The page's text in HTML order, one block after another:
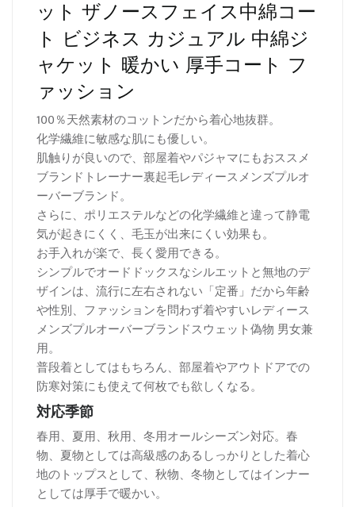
ット ザノースフェイス中綿コー
ト
ビジネス カジュアル 中綿ジ
ャケット 暖かい 厚手コート フ
ァッション
100％天然素材のコットンだから着心地抜群。
化学繊維に敏感な肌にも優しい。
肌触りが良いので、部屋着やパジャマにもおススメ
ブランドトレーナー裏起毛レディースメンズプルオ
ーバーブランド。
さらに、ポリエステルなどの化学繊維と違って静電
気が起きにくく、毛玉が出来にくい効果も。
お手入れが楽で、長く愛用できる。
シンプルでオードドックスなシルエットと無地のデ
ザインは、流行に左右されない「定番」だから年齢
や性別、ファッションを問わず着やすいレディース
メンズプルオーバーブランドスウェット偽物 男女兼
用。
普段着としてはもちろん、部屋着やアウトドアでの
防寒対策にも使えて何枚でも欲しくなる。
対応季節
春用、夏用、秋用、冬用オールシーズン対応。春
物、夏物としては高級感のあるしっかりとした着心
地のトップスとして、秋物、冬物としてはインナー
としては厚手で暖かい。